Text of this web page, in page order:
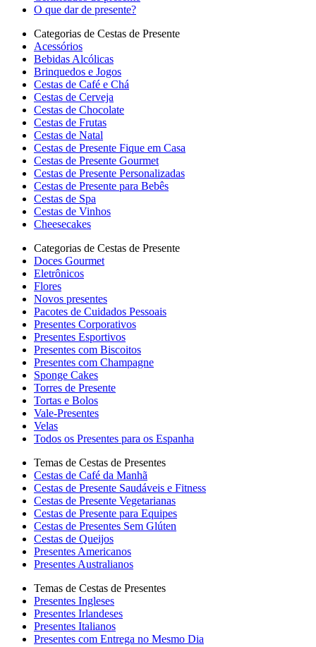
O que dar de presente?
Categorias de Cestas de Presente
Acessórios
Bebidas Alcólicas
Brinquedos e Jogos
Cestas de Café e Chá
Cestas de Cerveja
Cestas de Chocolate
Cestas de Frutas
Cestas de Natal
Cestas de Presente Fique em Casa
Cestas de Presente Gourmet
Cestas de Presente Personalizadas
Cestas de Presente para Bebês
Cestas de Spa
Cestas de Vinhos
Cheesecakes
Categorias de Cestas de Presente
Doces Gourmet
Eletrônicos
Flores
Novos presentes
Pacotes de Cuidados Pessoais
Presentes Corporativos
Presentes Esportivos
Presentes com Biscoitos
Presentes com Champagne
Sponge Cakes
Torres de Presente
Tortas e Bolos
Vale-Presentes
Velas
Todos os Presentes para os Espanha
Temas de Cestas de Presentes
Cestas de Café da Manhã
Cestas de Presente Saudáveis e Fitness
Cestas de Presente Vegetarianas
Cestas de Presente para Equipes
Cestas de Presentes Sem Glúten
Cestas de Queijos
Presentes Americanos
Presentes Australianos
Temas de Cestas de Presentes
Presentes Ingleses
Presentes Irlandeses
Presentes Italianos
Presentes com Entrega no Mesmo Dia